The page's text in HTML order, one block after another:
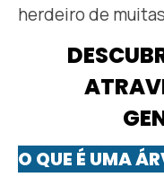
herdeiro de
O QUE É UMA